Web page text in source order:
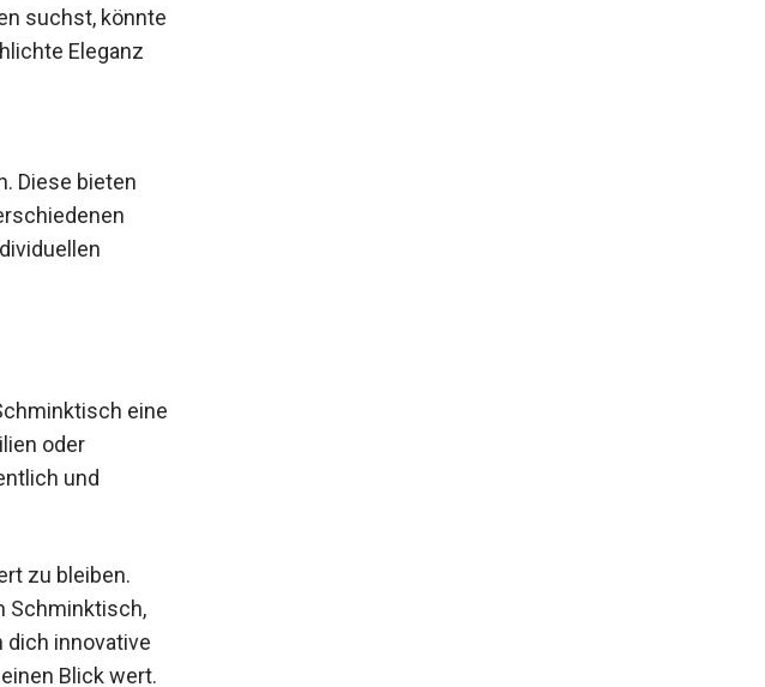
suchst, könnte
Eleganz
Diese bieten
eine
oder
und
zu bleiben.
Schminktisch,
dich innovative
Blick wert.